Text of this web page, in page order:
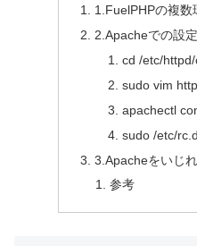
1.FuelPHPの複数
2.Apacheでの設定
cd /etc/
sudo vim
apachectl
sudo /etc/
3.Apacheをいじ
参考